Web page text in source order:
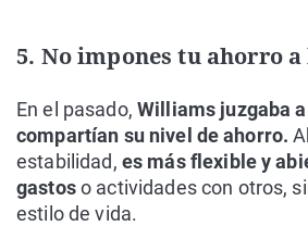
5. No impones tu ahorro a
En el pasado, Williams juzgaba
compartían su nivel de ahorro.
estabilidad, es más flexible y
gastoso actividades con otros,
estilo de vida.